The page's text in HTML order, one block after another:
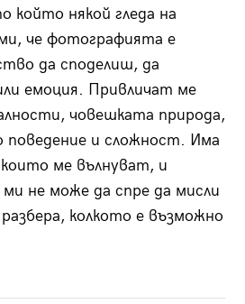
който някой гледа на
че фотографията е
да споделиш, да
емоция. Привличат ме
човешката природа,
и сложност. Има
ме вълнуват, и
не може да спре да мисли
колкото е възможно